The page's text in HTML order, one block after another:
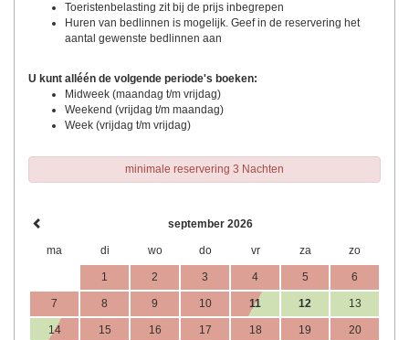
Toeristenbelasting zit bij de prijs inbegrepen
Huren van bedlinnen is mogelijk. Geef in de reservering het
aantal gewenste bedlinnen aan
U kunt alléén de volgende periode's boeken:
Midweek (maandag t/m vrijdag)
Weekend (vrijdag t/m maandag)
Week (vrijdag t/m vrijdag)
minimale reservering 3 Nachten
september 2026
ma di wo do vr za zo
1 2 3 4 5 6
7 8 9 10 11 12 13
14 15 16 17 18 19 20